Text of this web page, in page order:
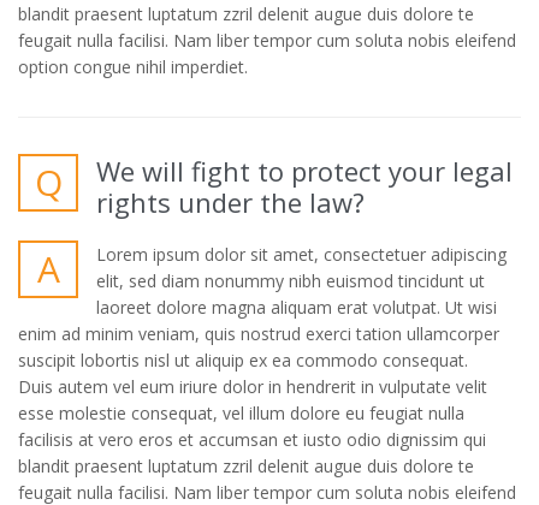
blandit praesent luptatum zzril delenit augue duis dolore te
feugait nulla facilisi. Nam liber tempor cum soluta nobis eleifend
option congue nihil imperdiet.
Q
We will fight to protect your legal
rights under the law?
A
Lorem ipsum dolor sit amet, consectetuer adipiscing
elit, sed diam nonummy nibh euismod tincidunt ut
laoreet dolore magna aliquam erat volutpat. Ut wisi
enim ad minim veniam, quis nostrud exerci tation ullamcorper
suscipit lobortis nisl ut aliquip ex ea commodo consequat.
Duis autem vel eum iriure dolor in hendrerit in vulputate velit
esse molestie consequat, vel illum dolore eu feugiat nulla
facilisis at vero eros et accumsan et iusto odio dignissim qui
blandit praesent luptatum zzril delenit augue duis dolore te
feugait nulla facilisi. Nam liber tempor cum soluta nobis eleifend